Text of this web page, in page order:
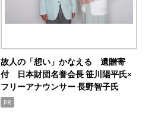
故人の「想い」かなえる 遺贈寄
付 日本財団名誉会長 笹川陽平氏×
フリーアナウンサー 長野智子氏
PR